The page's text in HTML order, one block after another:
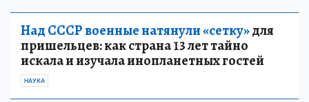
Над СССР военные натянули «сетку»для
пришельцев: как страна 13 лет тайно
искала и изучала инопланетных гостей
НАУКА